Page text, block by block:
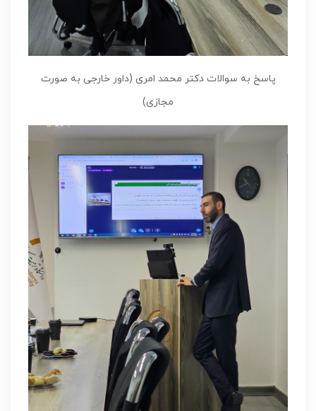
پاسخ به سوالات دکتر محمد امری (داور خارجی به صورت
مجازی)